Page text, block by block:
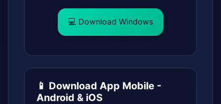
💻 Download Windows
📱 Download App Mobile -
Android & iOS